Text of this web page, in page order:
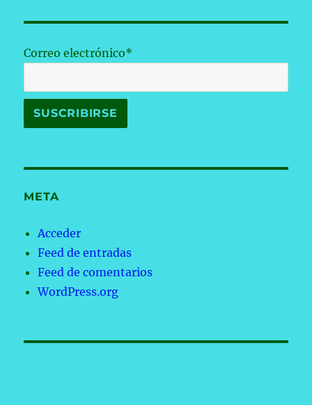
Correo electrónico*
META
Acceder
Feed de entradas
Feed de comentarios
WordPress.org